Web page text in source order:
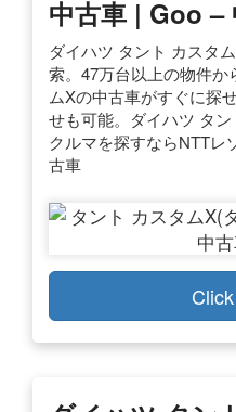
中古車 | Goo –
ダイハツ タント カスタ
索。47万台以上の物件か
ムXの中古車がすぐに探
せも可能。ダイハツ タン
クルマを探すならNTTレ
古車